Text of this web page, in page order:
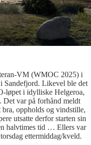
VM (WMOC 2025) i
Sandefjord. Likevel ble det
løpet i idylliske Helgeroa,
Det var på forhånd meldt
oppholds og vindstille,
utsatte derfor starten sin
halvtimes tid … Ellers var
ettermiddag/kveld.